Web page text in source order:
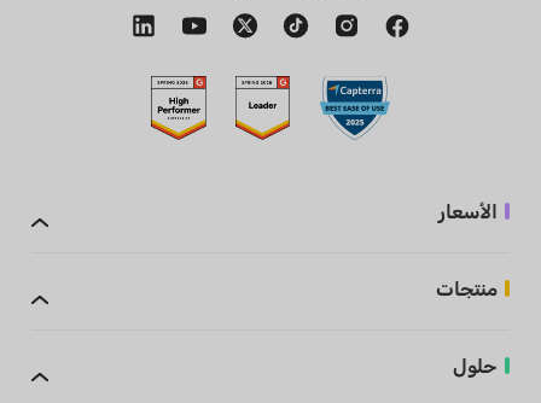
الأسعار
منتجات
حلول